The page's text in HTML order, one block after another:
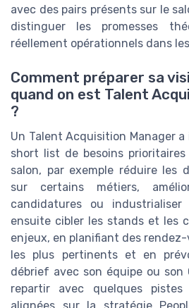
avec des pairs présents sur le
distinguer les promesses
réellement opérationnels dans
Comment préparer sa
quand on est Talent
?
Un Talent Acquisition Manager
short list de besoins
salon, par exemple réduire les
sur certains métiers,
candidatures ou industrialiser
ensuite cibler les stands et les
enjeux, en planifiant des
les plus pertinents et en
débrief avec son équipe ou son
repartir avec quelques